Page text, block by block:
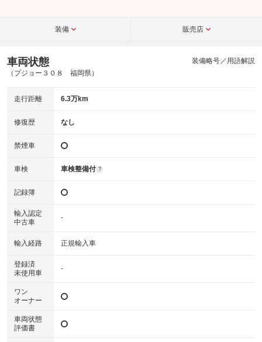
装備 販売店
車両状態
（プジョー３０８ 福岡県）
装備略号／用語解説
走行距離 6.3万km
修復歴 なし
禁煙車
車検 車検整備付 ?
記録簿
輸入認定
中古車
-
輸入経路 正規輸入車
登録済
未使用車
-
ワン
オーナー
車両状態
評価書